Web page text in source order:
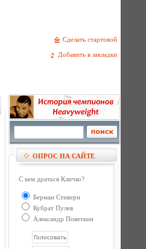
Сделать стартовой
Добавить в закладки
ОПРОС НА САЙТЕ
С кем драться Кличко?
Берман Стиверн
Кубрат Пулев
Александр Поветкин